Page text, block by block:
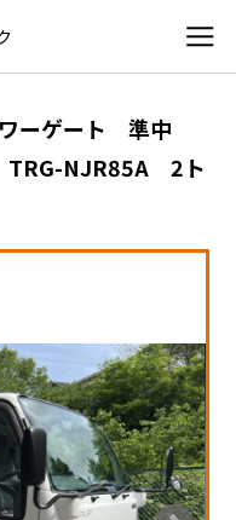
ーゲート 準中
NJR85A 2ト